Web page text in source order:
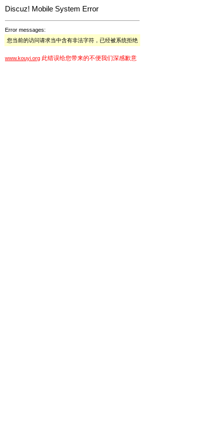
Discuz! Mobile System Error
Error messages:
您当前的访问请求当中含有非法字符，已经被系统拒绝
www.kouyi.org 此错误给您带来的不便我们深感歉意